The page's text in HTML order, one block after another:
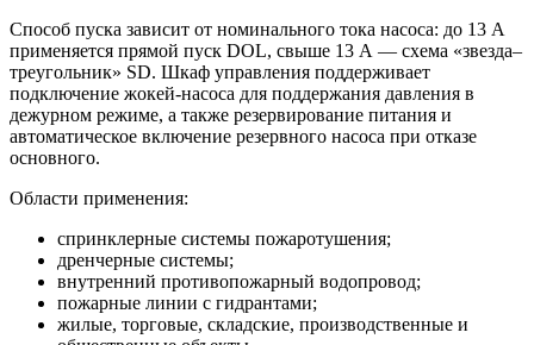
Способ пуска зависит от номинального тока насоса: до 13 А
применяется прямой пуск DOL, свыше 13 А — схема «звезда–
треугольник» SD. Шкаф управления поддерживает
подключение жокей-насоса для поддержания давления в
дежурном режиме, а также резервирование питания и
автоматическое включение резервного насоса при отказе
основного.
Области применения:
спринклерные системы пожаротушения;
дренчерные системы;
внутренний противопожарный водопровод;
пожарные линии с гидрантами;
жилые, торговые, складские, производственные и